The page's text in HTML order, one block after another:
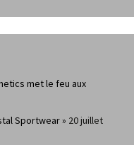
met le feu aux
Sportwear » 20 juillet